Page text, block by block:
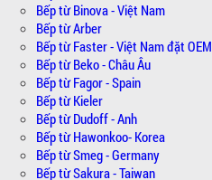
Bếp từ Binova - Việt Nam
Bếp từ Arber
Bếp từ Faster - Việt Nam đặt OEM
Bếp từ Beko - Châu Âu
Bếp từ Fagor - Spain
Bếp từ Kieler
Bếp từ Dudoff - Anh
Bếp từ Hawonkoo- Korea
Bếp từ Smeg - Germany
Bếp từ Sakura - Taiwan